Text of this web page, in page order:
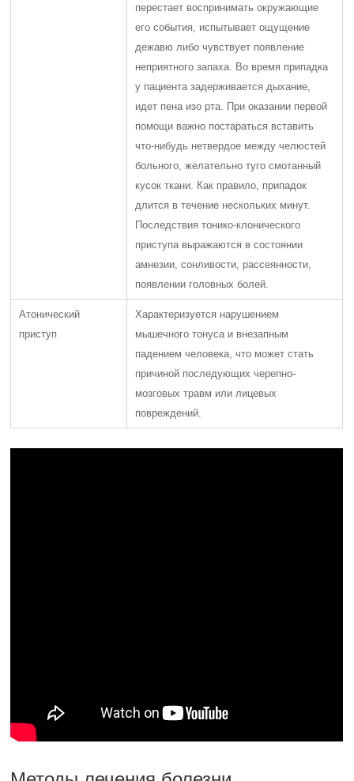
перестает воспринимать окружающие
его события, испытывает ощущение
дежавю либо чувствует появление
неприятного запаха. Во время припадка
у пациента задерживается дыхание,
идет пена изо рта. При оказании первой
помощи важно постараться вставить
что-нибудь нетвердое между челюстей
больного, желательно туго смотанный
кусок ткани. Как правило, припадок
длится в течение нескольких минут.
Последствия тонико-клонического
приступа выражаются в состоянии
амнезии, сонливости, рассеянности,
появлении головных болей.
Атонический
приступ
Характеризуется нарушением
мышечного тонуса и внезапным
падением человека, что может стать
причиной последующих черепно-
мозговых травм или лицевых
повреждений.